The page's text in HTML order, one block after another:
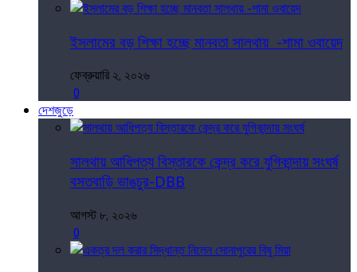
ইসলামের বড় শিক্ষা হচ্ছে মানবতা সালথায় -শামা ওবায়েদ
ফেব্রুয়ারি ২, ২০২৬
0
দেশজুড়ে
সালথায় আধিপত্য বিস্তারকে কেন্দ্র করে যুগিকান্দায় সংঘর্ষ
বসতবাড়ি ভাঙচুর-DBB
আগস্ট ৮, ২০২৬
0